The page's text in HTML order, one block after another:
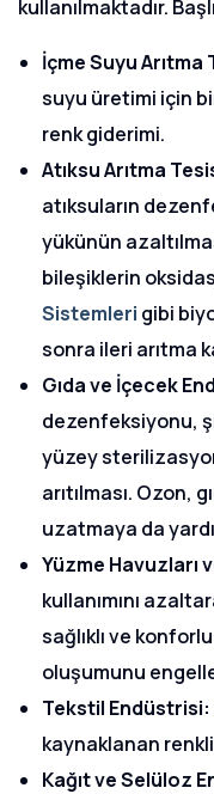
kullanılmaktadır.
İçme Suyu Arıtma
suyu üretimi için
renk giderimi.
Atıksu Arıtma
atıksuların
yükünün
bileşiklerin
Sistemleri gibi
sonra ileri arıtma
Gıda ve İçecek
dezenfeksiyonu,
yüzey
arıtılması. Ozon,
uzatmaya da
Yüzme Havuzları
kullanımını
sağlıklı ve
oluşumunu
Tekstil Endüstrisi:
kaynaklanan
Kağıt ve Selüloz